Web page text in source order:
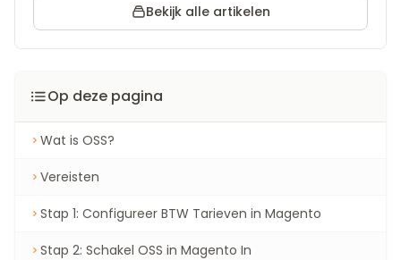
Bekijk alle artikelen
Op deze pagina
Wat is OSS?
Vereisten
Stap 1: Configureer BTW Tarieven in Magento
Stap 2: Schakel OSS in Magento In